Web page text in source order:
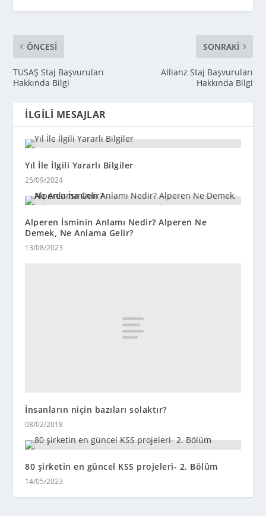
ÖNCESI
TUSAŞ Staj Başvuruları
Hakkında Bilgi
SONRAKI
Allianz Staj Başvuruları
Hakkında Bilgi
İLGILI MESAJLAR
Yıl İle İlgili Yararlı Bilgiler
25/09/2024
Alperen İsminin Anlamı Nedir? Alperen Ne
Demek, Ne Anlama Gelir?
13/08/2023
İnsanların niçin bazıları solaktır?
08/02/2018
80 şirketin en güncel KSS projeleri- 2. Bölüm
14/05/2023